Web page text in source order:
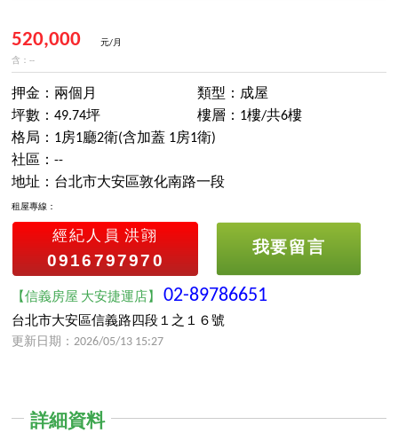
520,000
元/月
含：--
押金：兩個月
坪數：49.74坪
類型：成屋
樓層：1樓/共6樓
格局：1房1廳2衛(含加蓋 1房1衛)
社區：--
地址：台北市大安區敦化南路一段
租屋專線：
經紀人員 洪翧
0916797970
我要留言
【信義房屋 大安捷運店】02-89786651
台北市大安區信義路四段１之１６號
更新日期：2026/05/13 15:27
詳細資料